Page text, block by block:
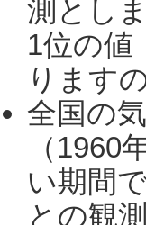
測とし
1位の値
ります
全国の
（
い期間
との観